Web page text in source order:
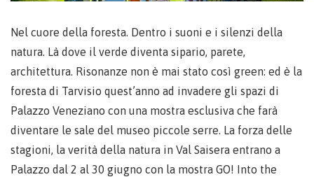
Nel cuore della foresta. Dentro i suoni e i silenzi della
natura. Là dove il verde diventa sipario, parete,
architettura. Risonanze non è mai stato così green: ed è la
foresta di Tarvisio quest’anno ad invadere gli spazi di
Palazzo Veneziano con una mostra esclusiva che farà
diventare le sale del museo piccole serre. La forza delle
stagioni, la verità della natura in Val Saisera entrano a
Palazzo dal 2 al 30 giugno con la mostra GO! Into the